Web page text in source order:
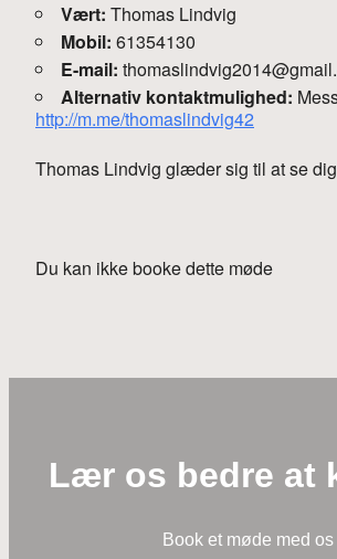
Vært: Thomas Lindvig
Mobil: 61354130
E-mail:
Alternativ kontaktmulighed:
http://m.me/thomaslindvig42
Thomas Lindvig glæder sig til at se
Du kan ikke booke dette møde
Lær os bedre at
Book et møde med os